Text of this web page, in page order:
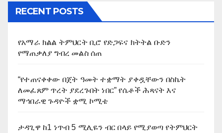
RECENT POSTS
የአማራ ክልል ትምህርት ቢሮ የድጋፍና ክትትል ቡድን
የማጠቃለያ ግብረ መልስ ሰጠ
“የተጠናቀቀው በጀት ዓመት ተቋማት ያቀዷቸውን በስኬት
ለመፈጸም ጥረት ያደረጉበት ነበር” የሴቶች ሕጻናት እና
ማኅበራዊ ጉዳዮች ቋሚ ኮሚቴ
ታዳጊዋ ከ1 ነጥብ 5 ሚሊዬን ብር በላይ የሚያወጣ የትምህርት